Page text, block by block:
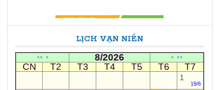
LỊCH VẠN NIÊN
<< < 8/2026 > >>
CN T2 T3 T4 T5 T6 T7
1
19/6